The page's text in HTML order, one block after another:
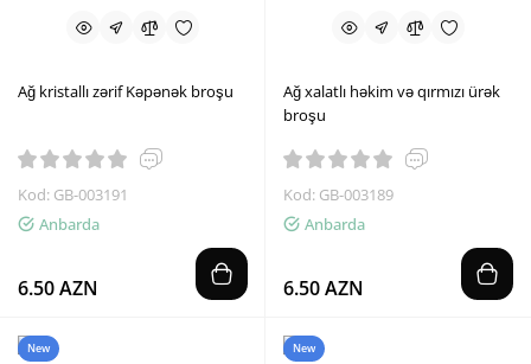
Ağ kristallı zərif Kəpənək broşu
Kod: GB-003191
Anbarda
6.50 AZN
Ağ xalatlı həkim və qırmızı ürək
broşu
Kod: GB-003189
Anbarda
6.50 AZN
New New